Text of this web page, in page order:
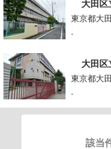
大田区
東京都大
-
大田区
東京都大
-
該当